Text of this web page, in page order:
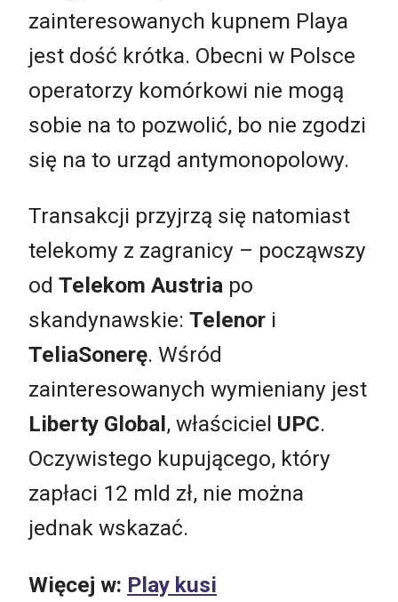
zainteresowanych kupnem Playa
jest dość krótka. Obecni w Polsce
operatorzy komórkowi nie mogą
sobie na to pozwolić, bo nie zgodzi
się na to urząd antymonopolowy.
Transakcji przyjrzą się natomiast
telekomy z zagranicy – począwszy
od Telekom Austria po
skandynawskie: Telenor i
TeliaSonerę. Wśród
zainteresowanych wymieniany jest
Liberty Global, właściciel UPC.
Oczywistego kupującego, który
zapłaci 12 mld zł, nie można
jednak wskazać.
Więcej w: Play kusi